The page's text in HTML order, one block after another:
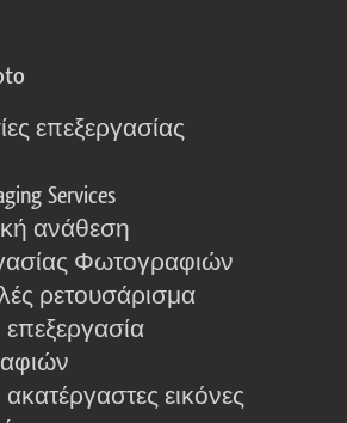
επεξεργασίας
Services
ανάθεση
Φωτογραφιών
ρετουσάρισμα
εικόνες